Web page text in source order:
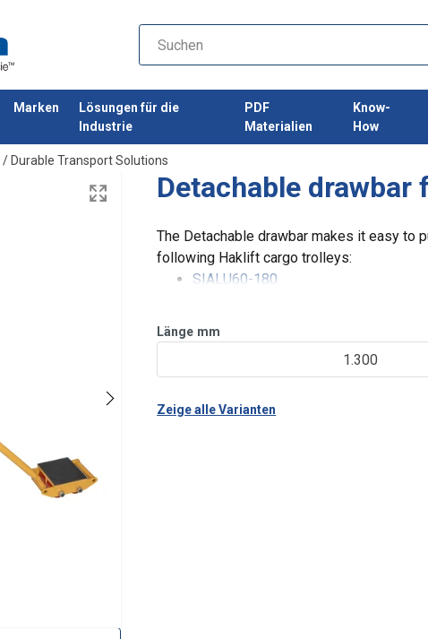
Marken
Lösungen für die
Industrie
PDF
Materialien
Know-
How
/ Durable Transport Solutions
Detachable
The Detachable drawbar makes it easy to
following Haklift cargo trolleys:
SIALU60-180
Länge mm
1.300
Zeige alle Varianten